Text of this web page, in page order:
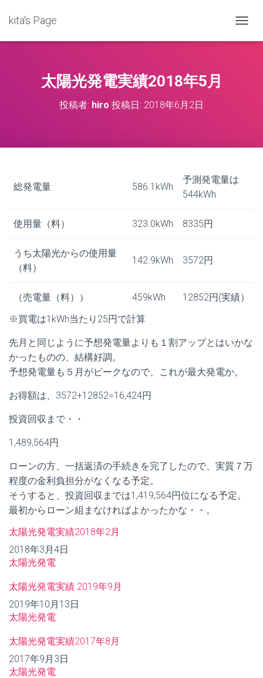
kita's Page
ビ
太陽光発電実績2018年5月
投稿者: hiro 投稿日: 2018年6月2日
総発電量 586.1kWh
予測発電量は
544kWh
使用量（料） 323.0kWh 8335円
うち太陽光からの使用量
（料）
142.9kWh 3572円
（売電量（料）） 459kWh
12852円(実績）
※買電は1kWh当たり25円で計算
先月と同じように予想発電量よりも１割アップとはいかな
かったものの、結構好調。
予想発電量も５月がピークなので、これが最大発電か。
お得額は、3572+12852=16,424円
投資回収まで・・
1,489,564円
ローンの方、一括返済の手続きを完了したので、実質７万
程度の金利負担分がなくなる予定。
そうすると、投資回収までは1,419,564円位になる予定。
最初からローン組まなければよかったかな・・。
太陽光発電実績2018年2月
日付
2018年3月4日
関連理由
太陽光発電
太陽光発電実績 2019年9月
日付
2019年10月13日
関連理由
太陽光発電
太陽光発電実績2017年8月
日付
2017年9月3日
関連理由
太陽光発電